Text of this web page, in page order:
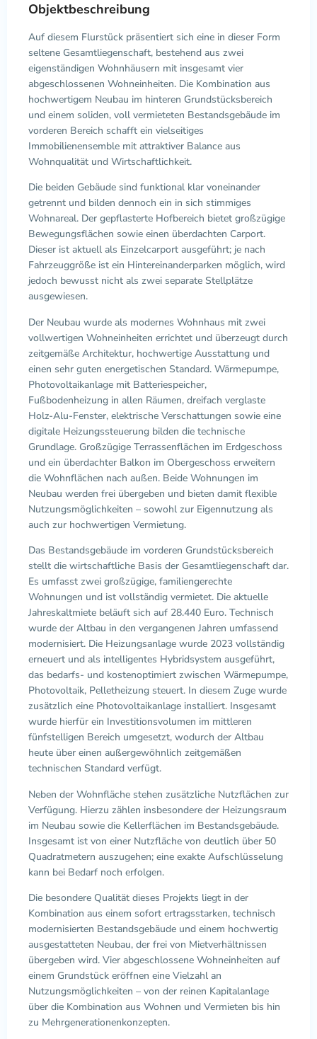
Objektbeschreibung
Auf diesem Flurstück präsentiert sich eine in dieser Form
seltene Gesamtliegenschaft, bestehend aus zwei
eigenständigen Wohnhäusern mit insgesamt vier
abgeschlossenen Wohneinheiten. Die Kombination aus
hochwertigem Neubau im hinteren Grundstücksbereich
und einem soliden, voll vermieteten Bestandsgebäude im
vorderen Bereich schafft ein vielseitiges
Immobilienensemble mit attraktiver Balance aus
Wohnqualität und Wirtschaftlichkeit.
Die beiden Gebäude sind funktional klar voneinander
getrennt und bilden dennoch ein in sich stimmiges
Wohnareal. Der gepflasterte Hofbereich bietet großzügige
Bewegungsflächen sowie einen überdachten Carport.
Dieser ist aktuell als Einzelcarport ausgeführt; je nach
Fahrzeuggröße ist ein Hintereinanderparken möglich, wird
jedoch bewusst nicht als zwei separate Stellplätze
ausgewiesen.
Der Neubau wurde als modernes Wohnhaus mit zwei
vollwertigen Wohneinheiten errichtet und überzeugt durch
zeitgemäße Architektur, hochwertige Ausstattung und
einen sehr guten energetischen Standard. Wärmepumpe,
Photovoltaikanlage mit Batteriespeicher,
Fußbodenheizung in allen Räumen, dreifach verglaste
Holz-Alu-Fenster, elektrische Verschattungen sowie eine
digitale Heizungssteuerung bilden die technische
Grundlage. Großzügige Terrassenflächen im Erdgeschoss
und ein überdachter Balkon im Obergeschoss erweitern
die Wohnflächen nach außen. Beide Wohnungen im
Neubau werden frei übergeben und bieten damit flexible
Nutzungsmöglichkeiten – sowohl zur Eigennutzung als
auch zur hochwertigen Vermietung.
Das Bestandsgebäude im vorderen Grundstücksbereich
stellt die wirtschaftliche Basis der Gesamtliegenschaft dar.
Es umfasst zwei großzügige, familiengerechte
Wohnungen und ist vollständig vermietet. Die aktuelle
Jahreskaltmiete beläuft sich auf 28.440 Euro. Technisch
wurde der Altbau in den vergangenen Jahren umfassend
modernisiert. Die Heizungsanlage wurde 2023 vollständig
erneuert und als intelligentes Hybridsystem ausgeführt,
das bedarfs- und kostenoptimiert zwischen Wärmepumpe,
Photovoltaik, Pelletheizung steuert. In diesem Zuge wurde
zusätzlich eine Photovoltaikanlage installiert. Insgesamt
wurde hierfür ein Investitionsvolumen im mittleren
fünfstelligen Bereich umgesetzt, wodurch der Altbau
heute über einen außergewöhnlich zeitgemäßen
technischen Standard verfügt.
Neben der Wohnfläche stehen zusätzliche Nutzflächen zur
Verfügung. Hierzu zählen insbesondere der Heizungsraum
im Neubau sowie die Kellerflächen im Bestandsgebäude.
Insgesamt ist von einer Nutzfläche von deutlich über 50
Quadratmetern auszugehen; eine exakte Aufschlüsselung
kann bei Bedarf noch erfolgen.
Die besondere Qualität dieses Projekts liegt in der
Kombination aus einem sofort ertragsstarken, technisch
modernisierten Bestandsgebäude und einem hochwertig
ausgestatteten Neubau, der frei von Mietverhältnissen
übergeben wird. Vier abgeschlossene Wohneinheiten auf
einem Grundstück eröffnen eine Vielzahl an
Nutzungsmöglichkeiten – von der reinen Kapitalanlage
über die Kombination aus Wohnen und Vermieten bis hin
zu Mehrgenerationenkonzepten.